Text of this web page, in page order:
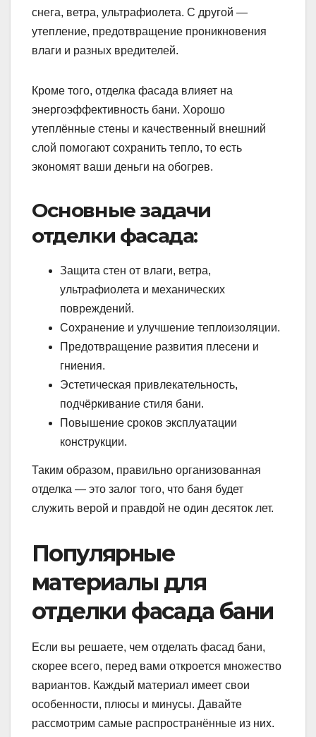
снега, ветра, ультрафиолета. С другой —
утепление, предотвращение проникновения
влаги и разных вредителей.
Кроме того, отделка фасада влияет на
энергоэффективность бани. Хорошо
утеплённые стены и качественный внешний
слой помогают сохранить тепло, то есть
экономят ваши деньги на обогрев.
Основные задачи
отделки фасада:
Защита стен от влаги, ветра,
ультрафиолета и механических
повреждений.
Сохранение и улучшение теплоизоляции.
Предотвращение развития плесени и
гниения.
Эстетическая привлекательность,
подчёркивание стиля бани.
Повышение сроков эксплуатации
конструкции.
Таким образом, правильно организованная
отделка — это залог того, что баня будет
служить верой и правдой не один десяток лет.
Популярные
материалы для
отделки фасада бани
Если вы решаете, чем отделать фасад бани,
скорее всего, перед вами откроется множество
вариантов. Каждый материал имеет свои
особенности, плюсы и минусы. Давайте
рассмотрим самые распространённые из них.